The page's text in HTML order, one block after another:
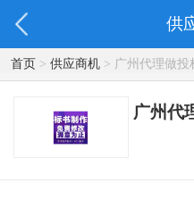
供
首页> 供应商机> 广州代理做投
广州代